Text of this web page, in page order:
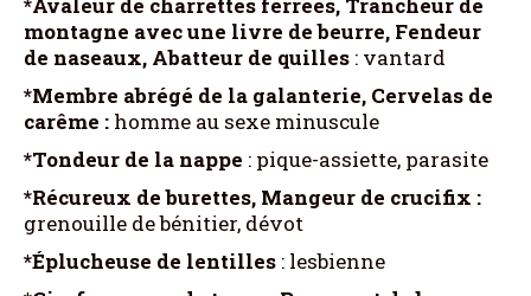
*Avaleur de charrettes ferrées, Trancheur de
montagne avec une livre de beurre, Fendeur
de naseaux, Abatteur de quilles : vantard
*Membre abrégé de la galanterie, Cervelas de
carême : homme au sexe minuscule
*Tondeur de la nappe : pique-assiette, parasite
*Récureux de burettes, Mangeur de crucifix :
grenouille de bénitier, dévot
*Éplucheuse de lentilles : lesbienne